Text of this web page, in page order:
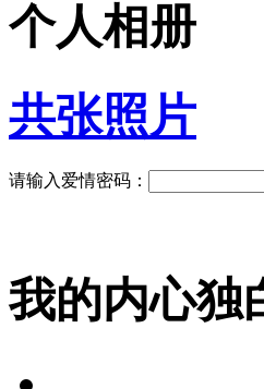
个人相册
共张照片
请输入爱情密码：
我的内心独